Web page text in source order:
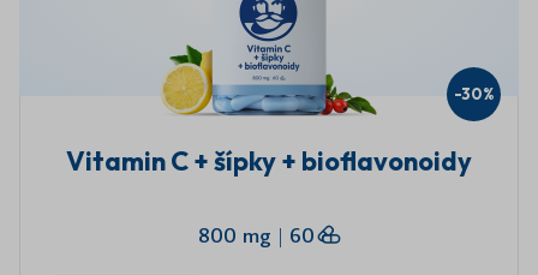
Vitamin C + šípky + bioflavonoidy
800 mg | 60
-30%